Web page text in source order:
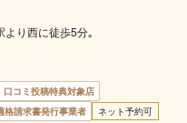
り西に徒歩5分｡
口コミ投稿特典対象店
格請求書発行事業者
ネット予約可